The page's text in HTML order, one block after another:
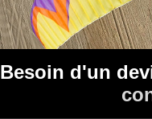
Besoin d'un